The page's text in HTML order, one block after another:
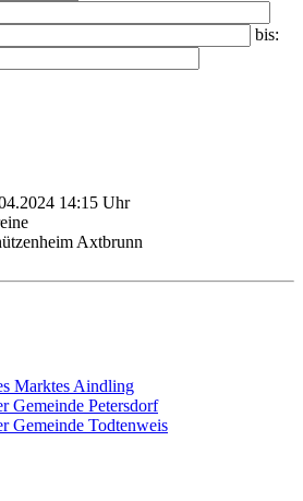
bis:
14:15 Uhr
Axtbrunn
Marktes Aindling
Gemeinde Petersdorf
Gemeinde Todtenweis